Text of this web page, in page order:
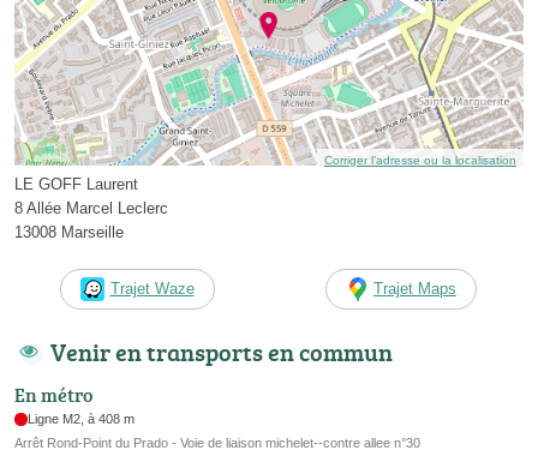
Corriger l’adresse ou la localisation
LE GOFF Laurent
8 Allée Marcel Leclerc
13008 Marseille
Trajet Waze Trajet Maps
Venir en transports en commun
En métro
Ligne M2, à 408 m
Arrêt Rond-Point du Prado - Voie de liaison michelet--contre allee n°30